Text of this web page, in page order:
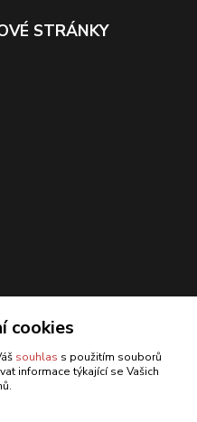
STRÁNKY
cookies
souhlas s použitím souborů
informace týkající se Vašich